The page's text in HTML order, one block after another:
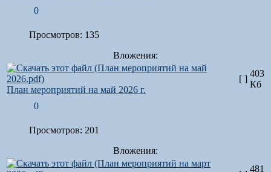
0
Просмотров: 135
Вложения:
План мероприятий на май 2026 г.
[ ]
403
Кб
0
Просмотров: 201
Вложения:
481